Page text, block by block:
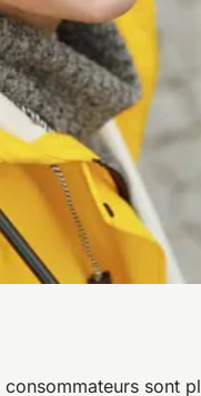
sont